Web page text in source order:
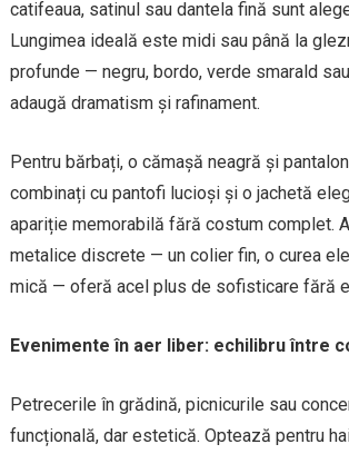
catifeaua, satinul sau dantela fină sunt
Lungimea ideală este midi sau până la
profunde — negru, bordo, verde smarald
adaugă dramatism și rafinament.
Pentru bărbați, o cămașă neagră și
combinați cu pantofi lucioși și o jachetă
apariție memorabilă fără costum complet.
metalice discrete — un colier fin, o curea
mică — oferă acel plus de sofisticare fără
Evenimente în aer liber: echilibru între
Petrecerile în grădină, picnicurile sau
funcțională, dar estetică. Optează pentru